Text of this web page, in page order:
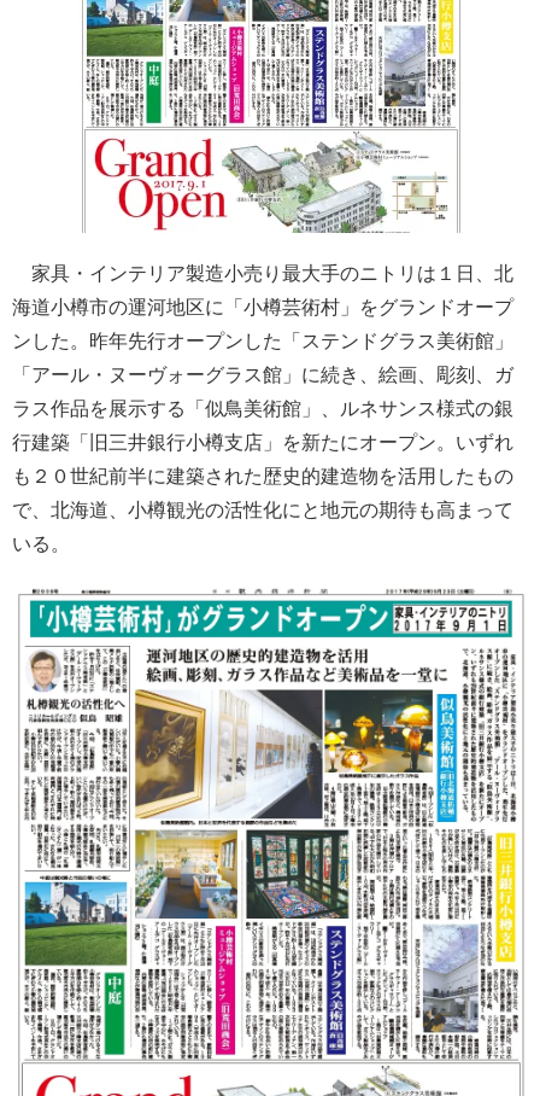
家具・インテリア製造小売り最大手のニトリは１日、北
海道小樽市の運河地区に「小樽芸術村」をグランドオープ
ンした。昨年先行オープンした「ステンドグラス美術館」
「アール・ヌーヴォーグラス館」に続き、絵画、彫刻、ガ
ラス作品を展示する「似鳥美術館」、ルネサンス様式の銀
行建築「旧三井銀行小樽支店」を新たにオープン。いずれ
も２０世紀前半に建築された歴史的建造物を活用したもの
で、北海道、小樽観光の活性化にと地元の期待も高まって
いる。